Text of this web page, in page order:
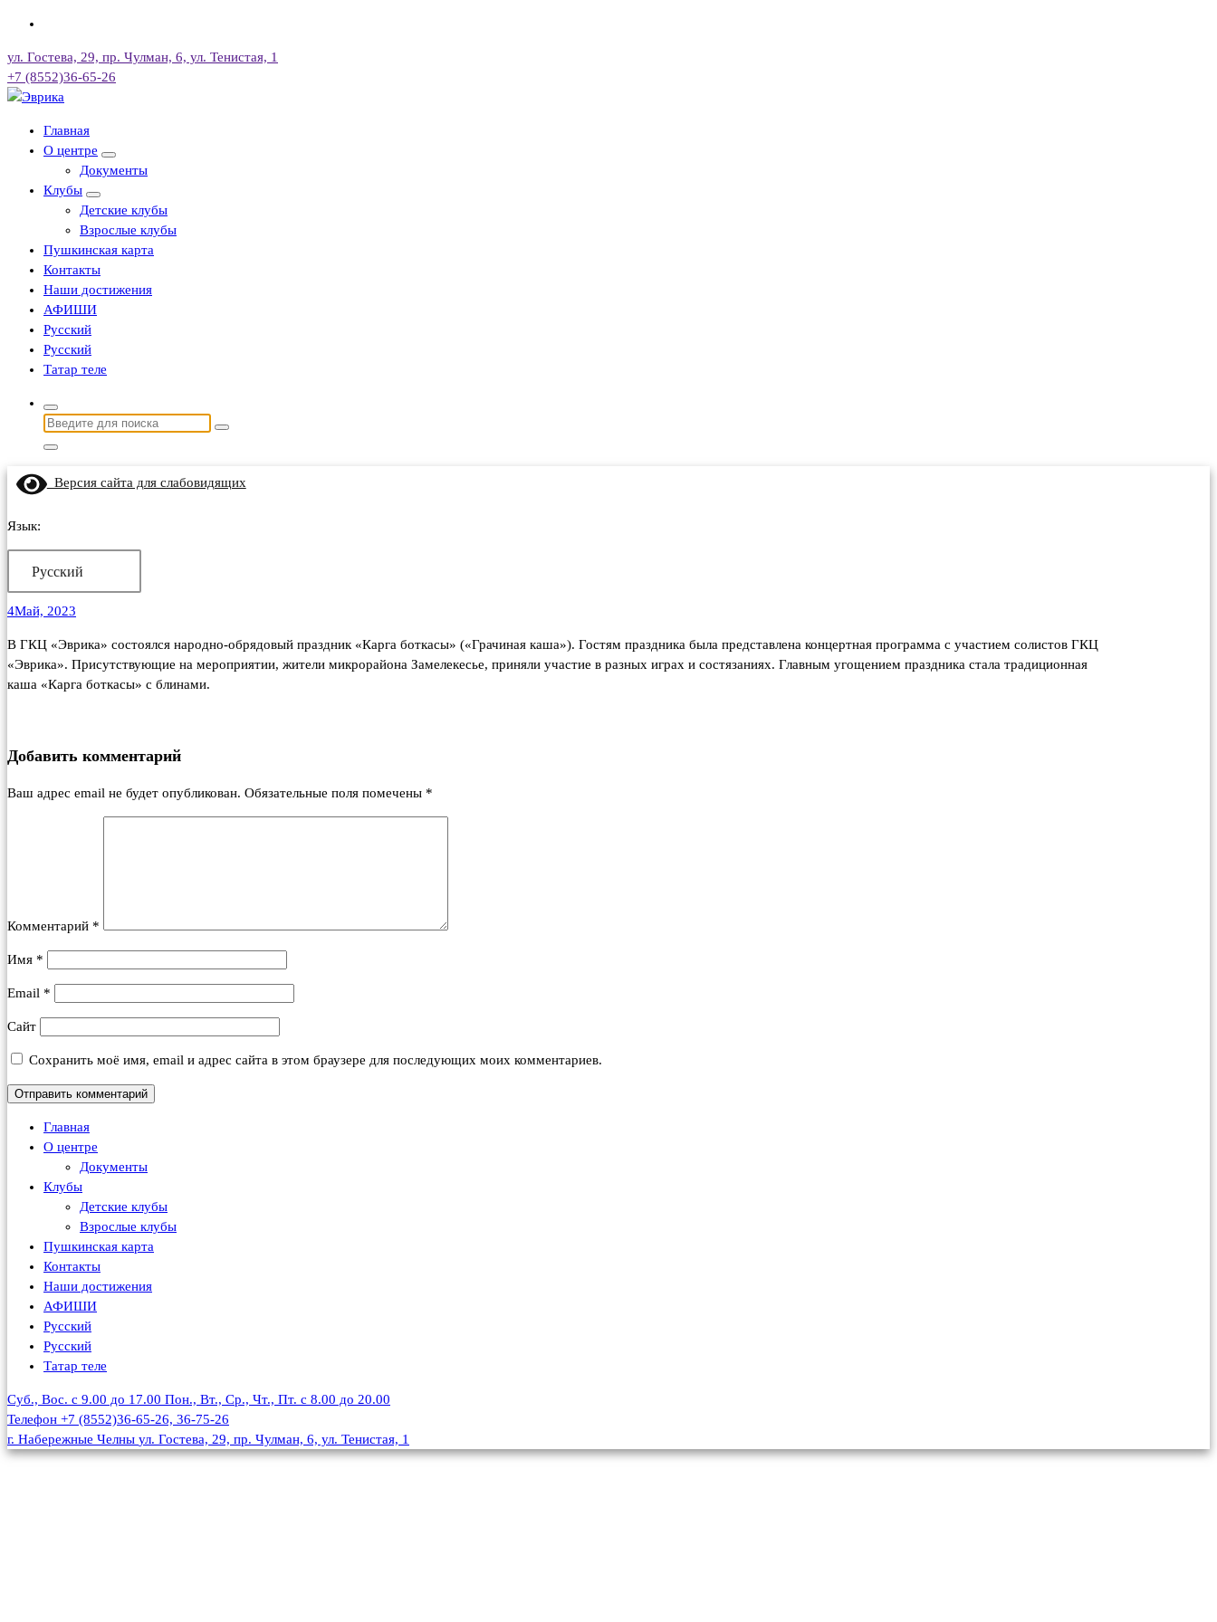
Перейти
содержимому
ул. Гостева, 29, пр. Чулман, 6, ул. Тенистая, 1
+7 (8552)36-65-26
Городской культурный центр, г. Набережные Челны
Главная
О центре
Документы
Клубы
Детские клубы
Взрослые клубы
Пушкинская карта
Контакты
Наши достижения
АФИШИ
Русский
Русский
Татар теле
Найти:
Версия сайта для слабовидящих
Язык:
Русский
4Май, 2023
В ГКЦ «Эврика» состоялся народно-обрядовый праздник «Карга боткасы» («Грачиная каша»). Гостям праздника была представлена концертная программа с участием солистов ГКЦ
«Эврика». Присутствующие на мероприятии, жители микрорайона Замелекесье, приняли участие в разных играх и состязаниях. Главным угощением праздника стала традиционная
каша «Карга боткасы» с блинами.
Добавить комментарий
Ваш адрес email не будет опубликован. Обязательные поля помечены *
Комментарий *
Имя *
Email *
Сайт
Сохранить моё имя, email и адрес сайта в этом браузере для последующих моих комментариев.
Главная
О центре
Документы
Клубы
Детские клубы
Взрослые клубы
Пушкинская карта
Контакты
Наши достижения
АФИШИ
Русский
Русский
Татар теле
Суб., Вос. с 9.00 до 17.00 Пон., Вт., Ср., Чт., Пт. с 8.00 до 20.00
Телефон +7 (8552)36-65-26, 36-75-26
г. Набережные Челны ул. Гостева, 29, пр. Чулман, 6, ул. Тенистая, 1